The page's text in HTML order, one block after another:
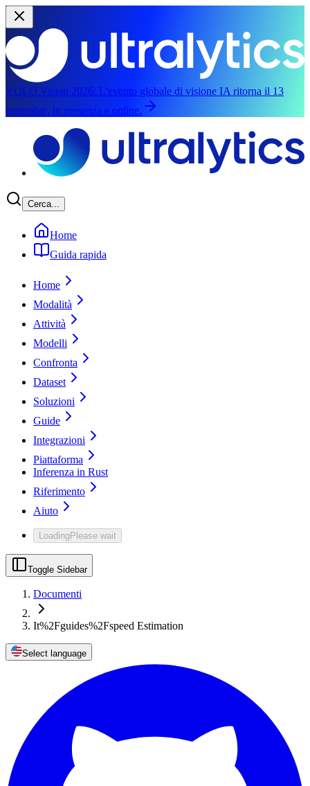
YOLO Vision 2026: L'evento globale di visione IA ritorna il 13
settembre, in presenza e online.
Cerca...
Home
Guida rapida
Home
Modalità
Attività
Modelli
Confronta
Dataset
Soluzioni
Guide
Integrazioni
Piattaforma
Inferenza in Rust
Riferimento
Aiuto
LoadingPlease wait
Toggle Sidebar
Documenti
It%2Fguides%2Fspeed Estimation
Select language